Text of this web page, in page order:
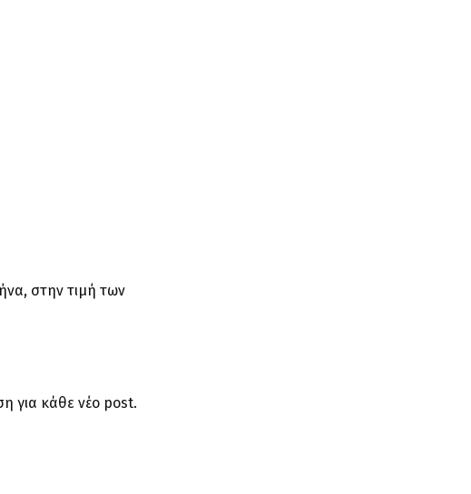
στην τιμή των
για κάθε νέο post.